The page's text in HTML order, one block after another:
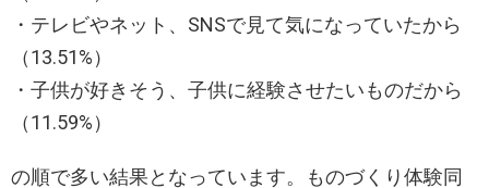
・テレビやネット、SNSで見て気になっていたから
（13.51%）
・子供が好きそう、子供に経験させたいものだから
（11.59%）
の順で多い結果となっています。ものづくり体験同